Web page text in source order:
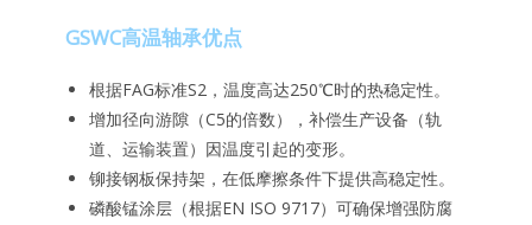
GSWC高温轴承优点
根据FAG标准S2，温度高达250℃时的热稳定性。
增加径向游隙（C5的倍数），补偿生产设备（轨
道、运输装置）因温度引起的变形。
铆接钢板保持架，在低摩擦条件下提供高稳定性。
磷酸锰涂层（根据EN ISO 9717）可确保增强防腐